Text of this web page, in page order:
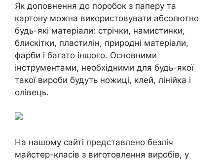
Як доповнення до поробок з паперу та
картону можна використовувати абсолютно
будь-які матеріали: стрічки, намистинки,
блискітки, пластилін, природні матеріали,
фарби і багато іншого. Основними
інструментами, необхідними для будь-якої
такої вироби будуть ножиці, клей, лінійка і
олівець.
На нашому сайті представлено безліч
майстер-класів з виготовлення виробів, у